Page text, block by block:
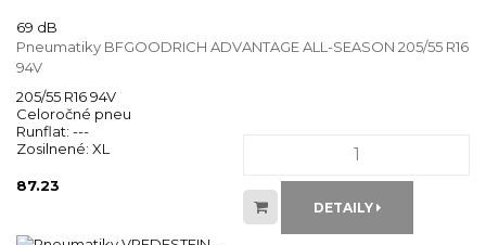
69 dB
Pneumatiky BFGOODRICH ADVANTAGE ALL-SEASON 205/55 R16
94V
205/55 R16 94V
Celoročné pneu
Runflat: ---
Zosilnené: XL
87.23
DETAILY